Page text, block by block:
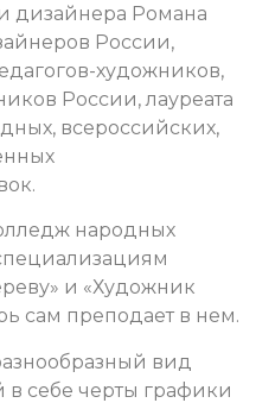
дизайнера Романа
России,
художников,
России, лауреата
всероссийских,
народных
и «Художник
сам преподает в нем.
вид
себе черты графики